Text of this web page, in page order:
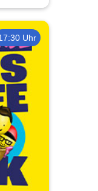
Uhr